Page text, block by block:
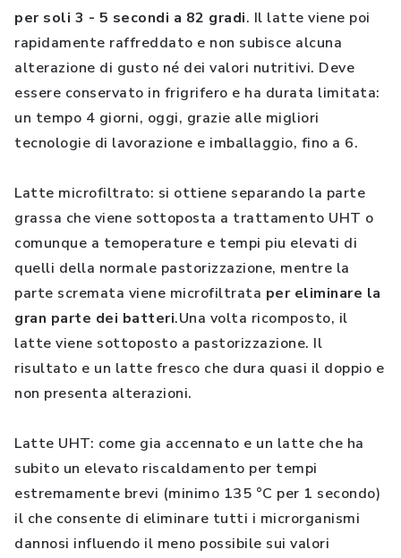
per soli 3 - 5 secondi a 82 gradi. Il latte viene poi
rapidamente raffreddato e non subisce alcuna
alterazione di gusto né dei valori nutritivi. Deve
essere conservato in frigrifero e ha durata limitata:
un tempo 4 giorni, oggi, grazie alle migliori
tecnologie di lavorazione e imballaggio, fino a 6.
Latte microfiltrato: si ottiene separando la parte
grassa che viene sottoposta a trattamento UHT o
comunque a temoperature e tempi piu elevati di
quelli della normale pastorizzazione, mentre la
parte scremata viene microfiltrata per eliminare la
gran parte dei batteri.Una volta ricomposto, il
latte viene sottoposto a pastorizzazione. Il
risultato e un latte fresco che dura quasi il doppio e
non presenta alterazioni.
Latte UHT: come gia accennato e un latte che ha
subito un elevato riscaldamento per tempi
estremamente brevi (minimo 135 °C per 1 secondo)
il che consente di eliminare tutti i microrganismi
dannosi influendo il meno possibile sui valori